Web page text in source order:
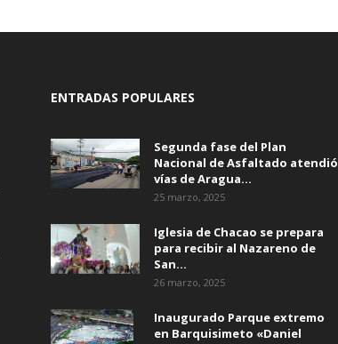
ENTRADAS POPULARES
Segunda fase del Plan
Nacional de Asfaltado atendió
vías de Aragua...
25 marzo, 2025
Iglesia de Chacao se prepara
para recibir al Nazareno de
San...
26 marzo, 2025
Inaugurado Parque extremo
en Barquisimeto «Daniel